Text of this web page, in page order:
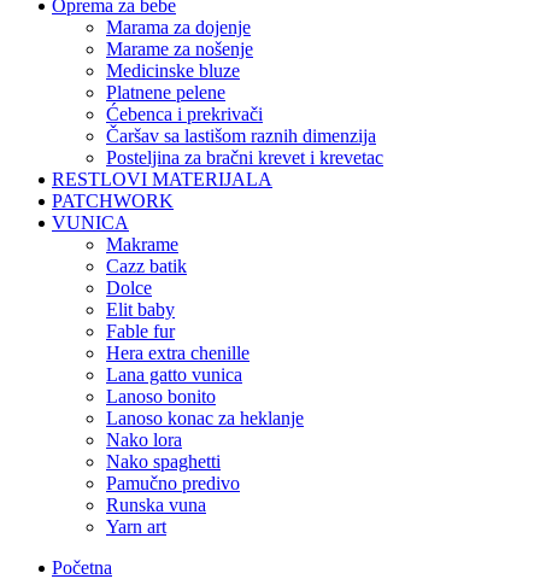
Oprema za bebe
marama za dojenje
marame za nošenje
medicinske bluze
platnene pelene
ćebenca i prekrivači
čaršav sa lastišom raznih dimenzija
posteljina za bračni krevet i krevetac
RESTLOVI MATERIJALA
PATCHWORK
VUNICA
makrame
cazz batik
dolce
elit baby
fable fur
hera extra chenille
lana gatto vunica
lanoso bonito
lanoso konac za heklanje
nako lora
nako spaghetti
pamučno predivo
runska vuna
yarn art
Početna